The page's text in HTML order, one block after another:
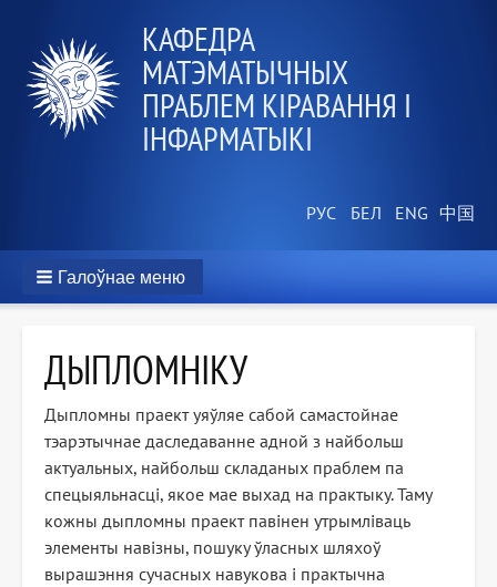
КАФЕДРА
МАТЭМАТЫЧНЫХ
ПРАБЛЕМ КІРАВАННЯ І
ІНФАРМАТЫКІ
Галоўнае меню
ДЫПЛОМНІКУ
Дыпломны праект уяўляе сабой самастойнае
тэарэтычнае даследаванне адной з найбольш
актуальных, найбольш складаных праблем па
спецыяльнасці, якое мае выхад на практыку. Таму
кожны дыпломны праект павінен утрымліваць
элементы навізны, пошуку ўласных шляхоў
вырашэння сучасных навукова і практычна